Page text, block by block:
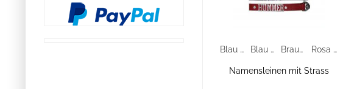
Blau Gr.1 Blau Gr.2 Braun Gr.1 Rosa Gr1
Namensleinen mit Strass